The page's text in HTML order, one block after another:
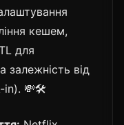
кешем,
для
залежність від
in). 💸🛠️